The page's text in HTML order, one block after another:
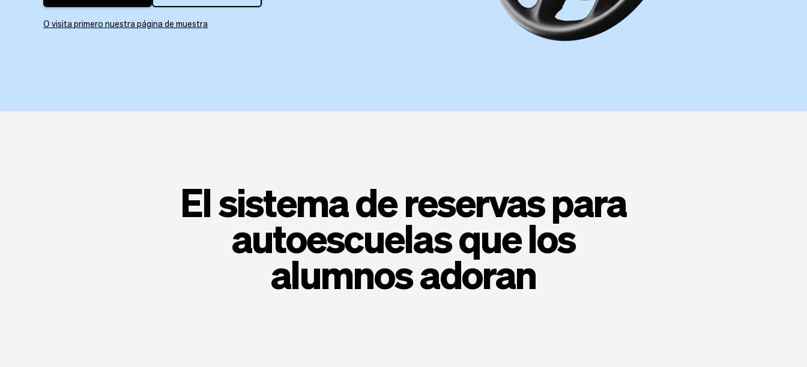
O visita primero nuestra página de muestra
El sistema de reservas para
autoescuelas que los
alumnos adoran